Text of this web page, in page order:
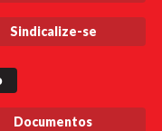
Sindicalize-se
Documentos